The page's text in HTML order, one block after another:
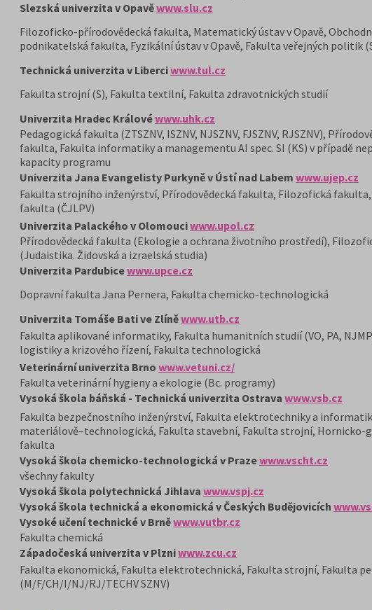
Slezská univerzita v Opavěwww.slu.cz
Filozoficko-přírodovědecká fakulta, Matematický ústav v Opavě,
podnikatelská fakulta, Fyzikální ústav v Opavě, Fakulta veřejných politik
Technická univerzita v Liberciwww.tul.cz
Fakulta strojní (S), Fakulta textilní, Fakulta zdravotnických studií
Univerzita Hradec Královéwww.uhk.cz
Pedagogická fakulta (ZTSZNV, ISZNV, NJSZNV, FJSZNV, RJSZNV),
fakulta, Fakulta informatiky a managementu AI spec. SI (KS) v případě
kapacity programu
Univerzita Jana Evangelisty Purkyně v Ústí nad Labem www.ujep.cz
Fakulta strojního inženýrství, Přírodovědecká fakulta, Filozofická fakulta,
fakulta (ČJLPV)
Univerzita Palackého v Olomouciwww.upol.cz
Přírodovědecká fakulta (Ekologie a ochrana životního prostředí),
(Judaistika. Židovská a izraelská studia)
Univerzita Pardubicewww.upce.cz
Dopravní fakulta Jana Pernera, Fakulta chemicko-technologická
Univerzita Tomáše Bati ve Zlíněwww.utb.cz
Fakulta aplikované informatiky, Fakulta humanitních studií (VO, PA,
logistiky a krizového řízení, Fakulta technologická
Veterinární univerzita Brno www.vetuni.cz/
Fakulta veterinární hygieny a ekologie (Bc. programy)
Vysoká škola báňská - Technická univerzita Ostrava www.vsb.cz
Fakulta bezpečnostního inženýrství, Fakulta elektrotechniky a
materiálově–technologická, Fakulta stavební, Fakulta strojní, Hornicko-
fakulta
Vysoká škola chemicko-technologická v Prazewww.vscht.cz
všechny fakulty
Vysoká škola polytechnická Jihlava www.vspj.cz
Vysoká škola technická a ekonomická v Českých Budějovicích
Vysoké učení technické v Brněwww.vutbr.cz
Fakulta chemická
Západočeská univerzita v Plzniwww.zcu.cz
Fakulta ekonomická, Fakulta elektrotechnická, Fakulta strojní, Fakulta
(M/F/CH/I/NJ/RJ/TECHV SZNV)